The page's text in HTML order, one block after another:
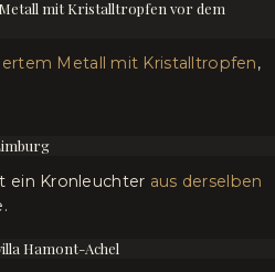
Metall mit Kristalltropfen,
ein Kronleuchter aus derselben